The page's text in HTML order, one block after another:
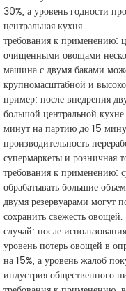
30%, а уровень годности
центральная кухня
требования к применению:
очищенными овощами
машина с двумя баками
крупномасштабной и
пример: после внедрения
большой центральной
минут на партию до 15
производительность
супермаркеты и розничная
требования к применению:
обрабатывать большие
двумя резервуарами могут
сохранить свежесть овощей.
случай: после
уровень потерь овощей в
на 15%, а уровень жалоб
индустрия общественного